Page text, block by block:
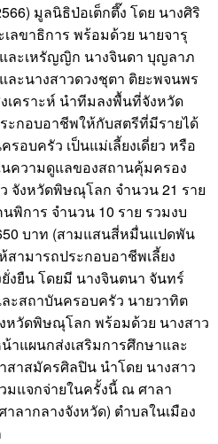
มูลนิธิป่อเต็กตึ๊ง โดย นางศิริ
ลขาธิการ พร้อมด้วย นายจารุ
ะเหรัญญิก นางจินดา บุญลาภ
ะนางสาวดวงชุตา ติยะพจนพร
เคราะห์ นำทีมลงพื้นที่จังหวัด
กอบอาชีพให้กับสตรีที่มีรายได้
อบครัว เป็นแม่เลี้ยงเดี่ยว หรือ
ความดูแลของสถานคุ้มครอง
จังหวัดพิษณุโลก จำนวน 21 ราย
การ จำนวน 10 ราย รวมงบ
บาท (สามแสนสี่หมื่นแปดพัน
ามารถประกอบอาชีพเลี้ยง
งยืน โดยมี นางจินตนา จันทร์
ะสถาบันครอบครัว นายวาทิต
วัดพิษณุโลก พร้อมด้วย นางสาว
แผนกส่งเสริมการศึกษาและ
สาสมัครศิลปิน นำโดย นางสาว
แจกจ่ายในครั้งนี้ ณ ศาลา
ากลางจังหวัด) ตำบลในเมือง